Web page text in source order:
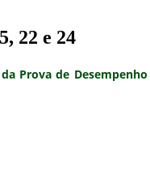
22 e 24
Prova de Desempenho